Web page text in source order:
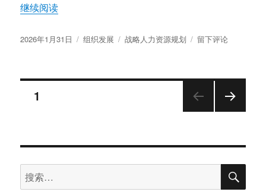
继续阅读“战略性人才规划的重要性”
发
2026年1月31日
分
组织发展
标
战略人力资源规划
于
性
才
规
重
要
留下评论
文
分
页
1
搜
索：
搜